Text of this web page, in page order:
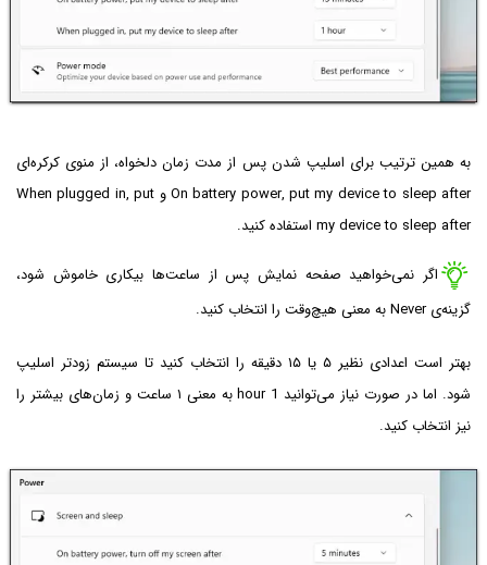
به همین ترتیب برای اسلیپ شدن پس از مدت زمان دلخواه، از منوی کرکره‌ای
On battery power, put my device to sleep after و When plugged in, put
my device to sleep after استفاده کنید.
اگر نمی‌خواهید صفحه نمایش پس از ساعت‌ها بیکاری خاموش شود،
گزینه‌ی Never به معنی هیچ‌وقت را انتخاب کنید.
بهتر است اعدادی نظیر ۵ یا ۱۵ دقیقه را انتخاب کنید تا سیستم زودتر اسلیپ
شود. اما در صورت نیاز می‌توانید 1 hour به معنی ۱ ساعت و زمان‌های بیشتر را
نیز انتخاب کنید.